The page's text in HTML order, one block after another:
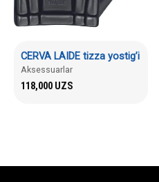
CERVA LAIDE tizza yostig’i
Aksessuarlar
118,000 UZS